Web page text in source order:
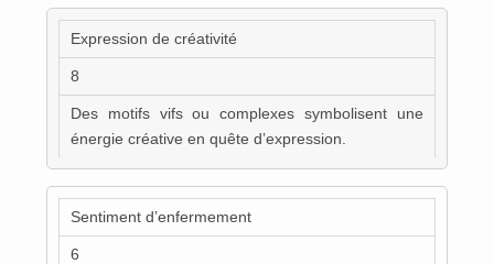
Expression de créativité
8
Des motifs vifs ou complexes symbolisent une
énergie créative en quête d’expression.
Sentiment d’enfermement
6